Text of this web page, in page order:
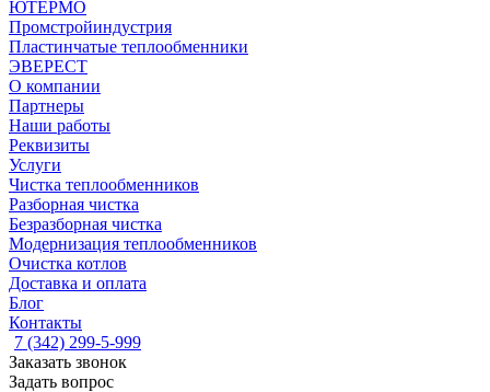
ЮТЕРМО
Промстройиндустрия
Пластинчатые теплообменники
ЭВЕРЕСТ
О компании
Партнеры
Наши работы
Реквизиты
Услуги
Чистка теплообменников
Разборная чистка
Безразборная чистка
Модернизация теплообменников
Очистка котлов
Доставка и оплата
Блог
Контакты
7 (342) 299-5-999
Заказать звонок
Задать вопрос